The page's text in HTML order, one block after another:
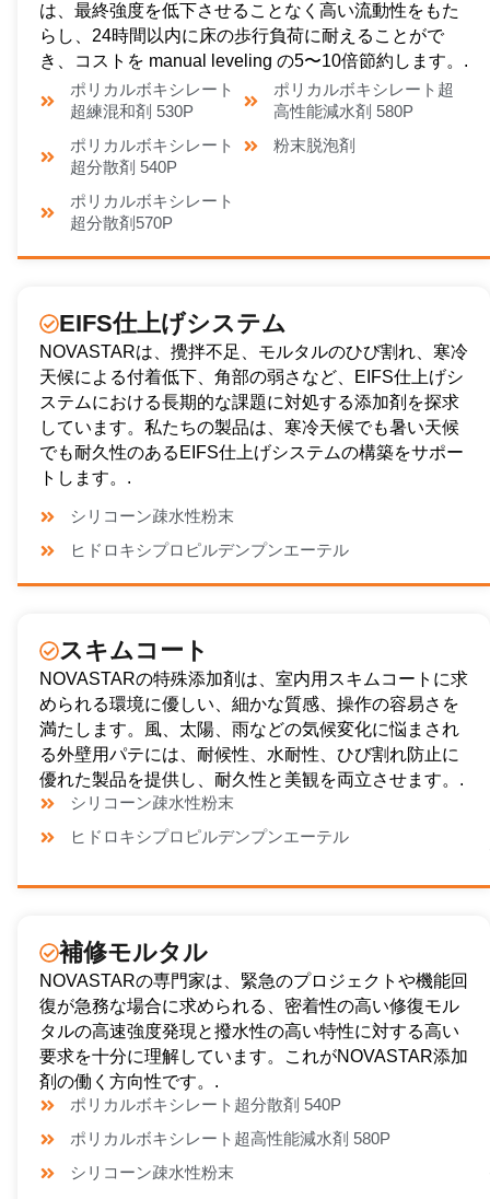
は、最終強度を低下させることなく高い流動性をもた
らし、24時間以内に床の歩行負荷に耐えることがで
き、コストを manual leveling の5〜10倍節約します。.
ポリカルボキシレート
超練混和剤 530P
ポリカルボキシレート
超分散剤 540P
ポリカルボキシレート
超分散剤570P
ポリカルボキシレート超
高性能減水剤 580P
粉末脱泡剤
EIFS仕上げシステム
NOVASTARは、攪拌不足、モルタルのひび割れ、寒冷
天候による付着低下、角部の弱さなど、EIFS仕上げシ
ステムにおける長期的な課題に対処する添加剤を探求
しています。私たちの製品は、寒冷天候でも暑い天候
でも耐久性のあるEIFS仕上げシステムの構築をサポー
トします。.
シリコーン疎水性粉末
ヒドロキシプロピルデンプンエーテル
スキムコート
NOVASTARの特殊添加剤は、室内用スキムコートに求
められる環境に優しい、細かな質感、操作の容易さを
満たします。風、太陽、雨などの気候変化に悩まされ
る外壁用パテには、耐候性、水耐性、ひび割れ防止に
優れた製品を提供し、耐久性と美観を両立させます。.
シリコーン疎水性粉末
ヒドロキシプロピルデンプンエーテル
補修モルタル
NOVASTARの専門家は、緊急のプロジェクトや機能回
復が急務な場合に求められる、密着性の高い修復モル
タルの高速強度発現と撥水性の高い特性に対する高い
要求を十分に理解しています。これがNOVASTAR添加
剤の働く方向性です。.
ポリカルボキシレート超分散剤 540P
ポリカルボキシレート超高性能減水剤 580P
シリコーン疎水性粉末